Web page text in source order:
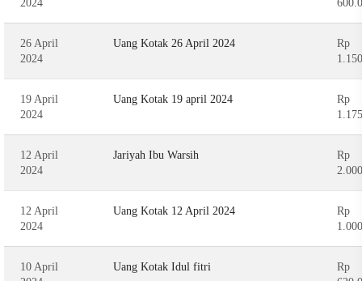
2024
26 April
2024
Uang Kotak 26 April 2024
Rp
19 April
2024
Uang Kotak 19 april 2024
Rp
12 April
2024
Jariyah Ibu Warsih
Rp
12 April
2024
Uang Kotak 12 April 2024
Rp
10 April
Uang Kotak Idul fitri
Rp